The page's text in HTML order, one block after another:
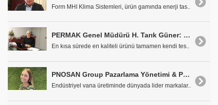
Form MHI Klima Sistemleri, ürün gamında enerji tas..
PERMAK Genel Müdürü H. Tarık Güner: "Ürün Kalitemiz Kırmızı Çizgimizdir"
En kısa sürede en kaliteli ürünü tamamen kendi tes..
PNOSAN Group Pazarlama Yönetimi & PR Nida Şahin: "Tüm Dünyada Tanınan Öncü Bir Şirket Olmayı Hedefliyoruz"
Endüstriyel vana üretiminde dünyada lider markalar..